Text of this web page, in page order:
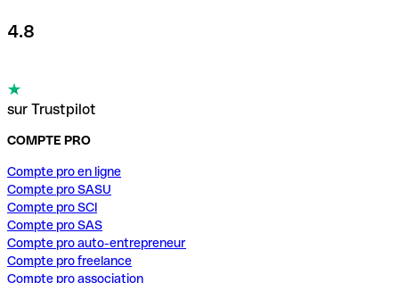
4.8
sur Trustpilot
COMPTE PRO
Compte pro en ligne
Compte pro SASU
Compte pro SCI
Compte pro SAS
Compte pro auto-entrepreneur
Compte pro freelance
Compte pro association